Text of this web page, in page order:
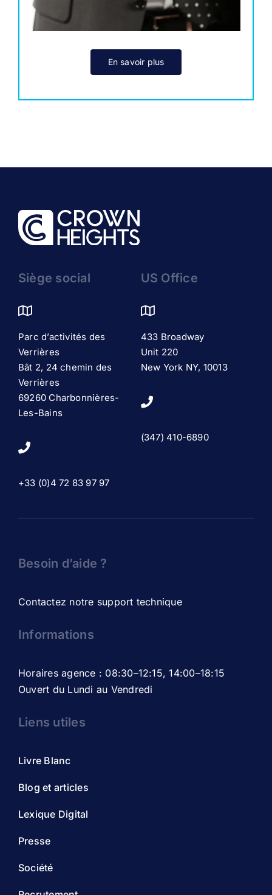
En savoir plus
Siège social
Parc d’activités des
Verrières
Bât 2, 24 chemin des
Verrières
69260 Charbonnières-
Les-Bains
+33 (0)4 72 83 97 97
US Office
433 Broadway
Unit 220
New York NY, 10013
(347) 410-6890
Besoin d’aide ?
Contactez notre support technique
Informations
Horaires agence : 08:30–12:15, 14:00–18:15
Ouvert du Lundi au Vendredi
Liens utiles
Livre Blanc
Blog et articles
Lexique Digital
Presse
Société